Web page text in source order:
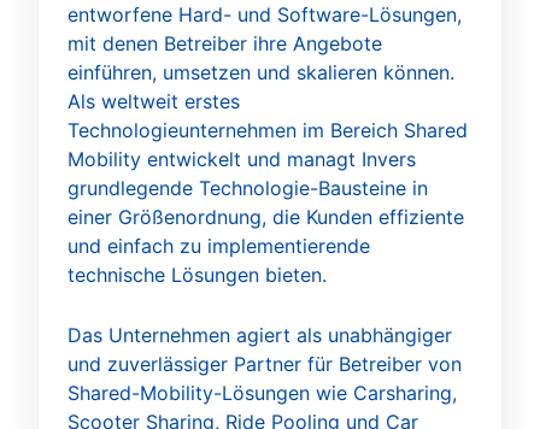
entworfene Hard- und Software-Lösungen,
mit denen Betreiber ihre Angebote
einführen, umsetzen und skalieren können.
Als weltweit erstes
Technologieunternehmen im Bereich Shared
Mobility entwickelt und managt Invers
grundlegende Technologie-Bausteine in
einer Größenordnung, die Kunden effiziente
und einfach zu implementierende
technische Lösungen bieten.
Das Unternehmen agiert als unabhängiger
und zuverlässiger Partner für Betreiber von
Shared-Mobility-Lösungen wie Carsharing,
Scooter Sharing, Ride Pooling und Car